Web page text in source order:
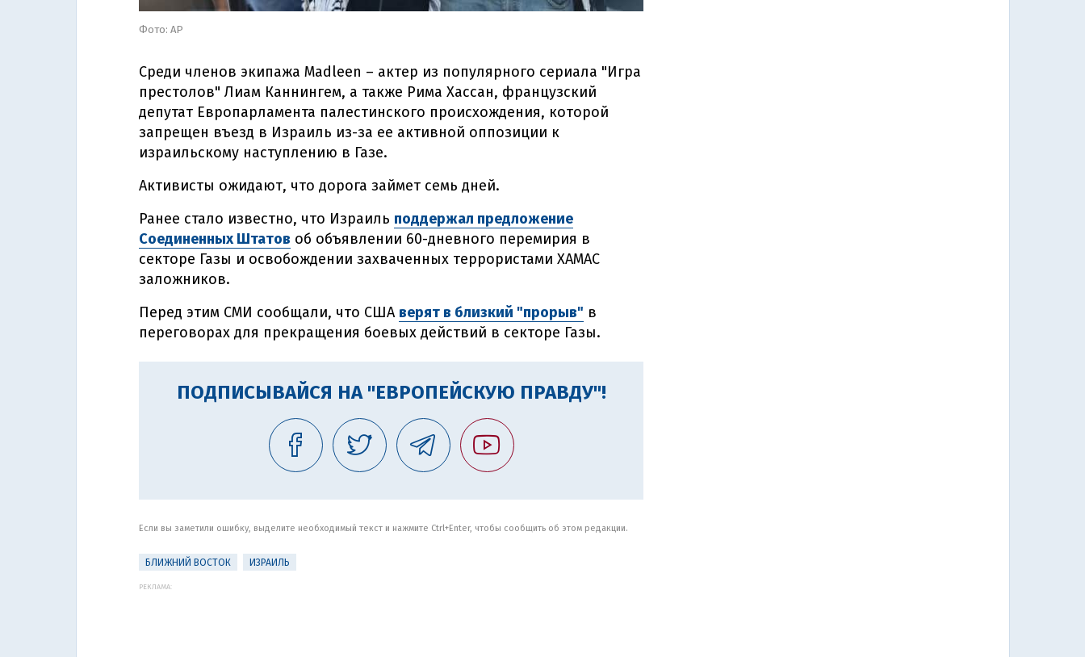
Фото: АР
Среди членов экипажа Madleen – актер из популярного сериала "Игра
престолов" Лиам Каннингем, а также Рима Хассан, французский
депутат Европарламента палестинского происхождения, которой
запрещен въезд в Израиль из-за ее активной оппозиции к
израильскому наступлению в Газе.
Активисты ожидают, что дорога займет семь дней.
Ранее стало известно, что Израиль поддержал предложение
Соединенных Штатов об объявлении 60-дневного перемирия в
секторе Газы и освобождении захваченных террористами ХАМАС
заложников.
Перед этим СМИ сообщали, что США верят в близкий "прорыв" в
переговорах для прекращения боевых действий в секторе Газы.
ПОДПИСЫВАЙСЯ НА "ЕВРОПЕЙСКУЮ ПРАВДУ"!
Если вы заметили ошибку, выделите необходимый текст и нажмите Ctrl+Enter, чтобы сообщить об этом редакции.
БЛИЖНИЙ ВОСТОК ИЗРАИЛЬ
РЕКЛАМА: